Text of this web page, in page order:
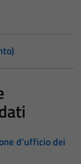
d’ufficio dei